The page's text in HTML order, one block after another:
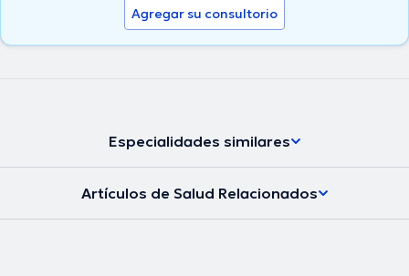
Agregar su consultorio
Especialidades similares
Artículos de Salud Relacionados